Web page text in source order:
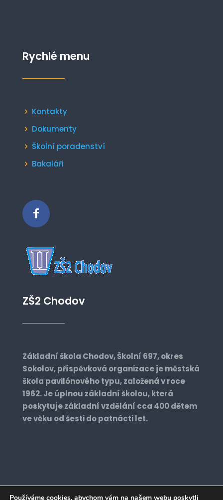
Rychlé menu
Kontakty
Dokumenty
Školní poradenství
Bakaláři
ZŠ2 Chodov
Základní škola Chodov, Školní 697, okres
Sokolov, příspěvková organizace je městská
škola pavilónového typu, založená v roce
1962. Je úplnou základní školou, která
poskytuje základní vzdělání cca 400 dětem
ve věku od šesti do patnácti let.
Používáme cookies, abychom vám na našem webu poskytli